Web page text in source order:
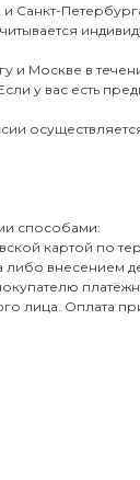
Санкт-
и Москве в
у вас есть
способами:
картой по
внесением
лица. Оплата